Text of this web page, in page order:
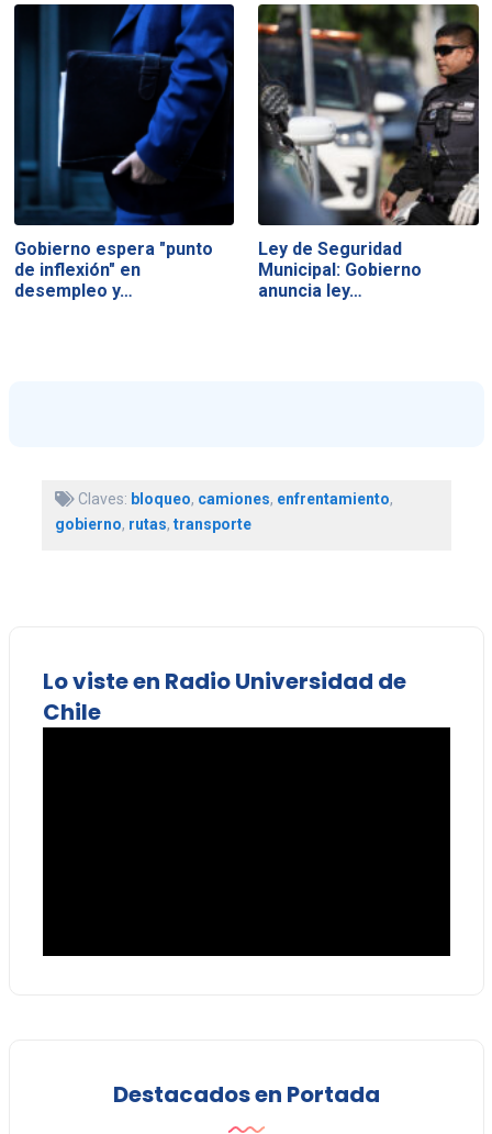
Gobierno espera "punto
de inflexión" en
desempleo y…
Ley de Seguridad
Municipal: Gobierno
anuncia ley…
Claves: bloqueo, camiones, enfrentamiento,
gobierno, rutas, transporte
Lo viste en Radio Universidad de
Chile
Destacados en Portada